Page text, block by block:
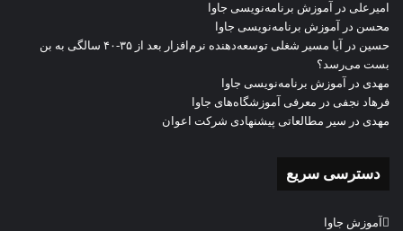
امیرعلی در
آموزش برنامه‌نویسی جاوا
محسن در
آموزش برنامه‌نویسی جاوا
حسین در
آیا مسیر شغلی توسعه‌دهنده نرم‌افزار بعد از ۳۵-۴۰ سالگی به بن
بست می‌رسد؟
مهدی در
آموزش برنامه‌نویسی جاوا
فرهاد نجفی در معرفی آموزشگاه‌های جاوا
مهدی در سیر مطالعاتی پیشنهادی شرکت اعوان
دسترسی سریع
آموزش جاوا